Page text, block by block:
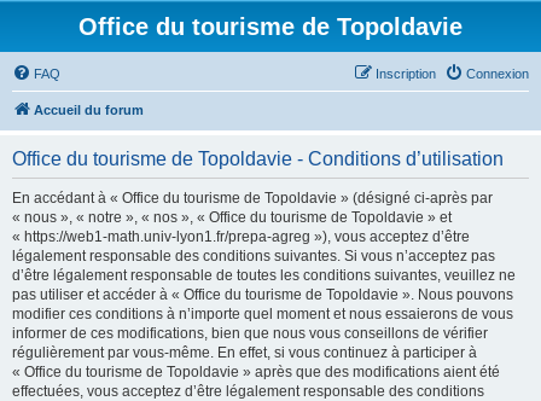
Office du tourisme de Topoldavie
FAQ Connexion
Inscription
Accueil du forum
Office du tourisme de Topoldavie - Conditions d’utilisation
En accédant à « Office du tourisme de Topoldavie » (désigné ci-après par
« nous », « notre », « nos », « Office du tourisme de Topoldavie » et
« https://web1-math.univ-lyon1.fr/prepa-agreg »), vous acceptez d’être
légalement responsable des conditions suivantes. Si vous n’acceptez pas
d’être légalement responsable de toutes les conditions suivantes, veuillez ne
pas utiliser et accéder à « Office du tourisme de Topoldavie ». Nous pouvons
modifier ces conditions à n’importe quel moment et nous essaierons de vous
informer de ces modifications, bien que nous vous conseillons de vérifier
régulièrement par vous-même. En effet, si vous continuez à participer à
« Office du tourisme de Topoldavie » après que des modifications aient été
effectuées, vous acceptez d’être légalement responsable des conditions